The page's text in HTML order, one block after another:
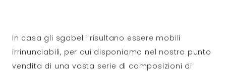
In casa gli sgabelli risultano essere mobili
irrinunciabili, per cui disponiamo nel nostro punto
vendita di una vasta serie di composizioni di